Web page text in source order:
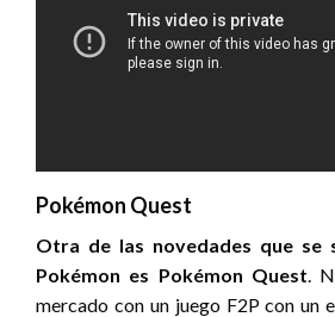
Pokémon Quest
Otra de las novedades que se
Pokémon es Pokémon Quest.
mercado con un juego F2P con un